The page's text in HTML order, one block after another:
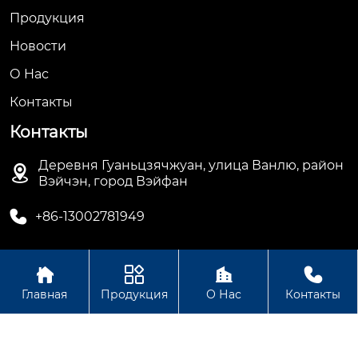
Продукция
Новости
О Hас
Контакты
Контакты

Деревня Гуаньцзячжуан, улица Ванлю, район
Вэйчэн, город Вэйфан
 +86-13002781949
Авторское право© ООО Вэйфан Дэхуа
Электрооборудование

Главная

Продукция

О Нас

Контакты